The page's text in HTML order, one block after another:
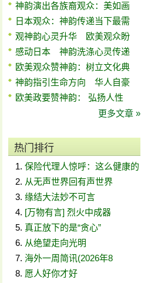
神韵演出各族裔观众：美如画
日本观众：神韵传递当下最需
观神韵心灵升华 欧美观众盼
感动日本 神韵洗涤心灵传递
欧美观众赞神韵：树立文化典
神韵指引生命方向 华人自豪
欧美政要赞神韵： 弘扬人性
更多文章 »
热门排行
保险代理人惊呼：这么健康的
从无声世界回有声世界
缘结大法妙不可言
[万物有言] 烈火中成器
真正放下的是“贪心”
从绝望走向光明
海外一周简讯(2026年8
愿人好你才好